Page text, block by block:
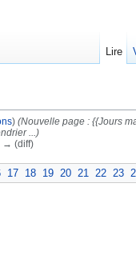
) (Nouvelle page : {{Jours
...)
→ (diff)
17 18 19 20 21 22 23
Lire